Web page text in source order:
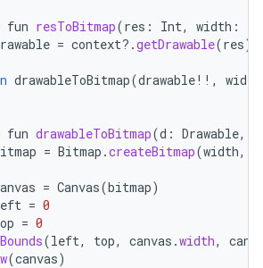
fun resToBitmap(res : Int, width :
= context? .getDrawable(res)
drawableToBitmap(drawable!! , width
fun drawableToBitmap(d : Drawable,
= Bitmap .createBitmap(width,
= Canvas(bitmap)
= 0
= 0
(left, top, canvas .width,
(canvas)